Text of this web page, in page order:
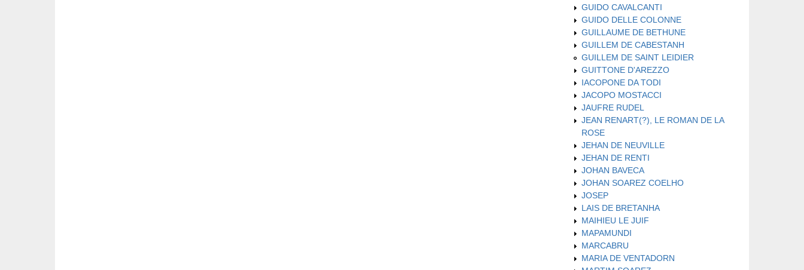
GUIDO CAVALCANTI
GUIDO DELLE COLONNE
GUILLAUME DE BETHUNE
GUILLEM DE CABESTANH
GUILLEM DE SAINT LEIDIER
GUITTONE D'AREZZO
IACOPONE DA TODI
JACOPO MOSTACCI
JAUFRE RUDEL
JEAN RENART(?), LE ROMAN DE LA
ROSE
JEHAN DE NEUVILLE
JEHAN DE RENTI
JOHAN BAVECA
JOHAN SOAREZ COELHO
JOSEP
LAIS DE BRETANHA
MAIHIEU LE JUIF
MAPAMUNDI
MARCABRU
MARIA DE VENTADORN